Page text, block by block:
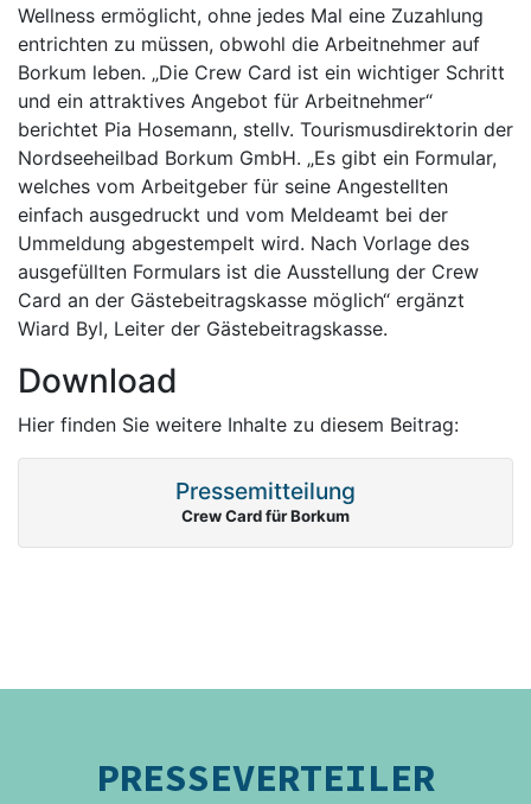
Wellness ermöglicht, ohne jedes Mal eine Zuzahlung
entrichten zu müssen, obwohl die Arbeitnehmer auf
Borkum leben. „Die Crew Card ist ein wichtiger Schritt
und ein attraktives Angebot für Arbeitnehmer“
berichtet Pia Hosemann, stellv. Tourismusdirektorin der
Nordseeheilbad Borkum GmbH. „Es gibt ein Formular,
welches vom Arbeitgeber für seine Angestellten
einfach ausgedruckt und vom Meldeamt bei der
Ummeldung abgestempelt wird. Nach Vorlage des
ausgefüllten Formulars ist die Ausstellung der Crew
Card an der Gästebeitragskasse möglich“ ergänzt
Wiard Byl, Leiter der Gästebeitragskasse.
Download
Hier finden Sie weitere Inhalte zu diesem Beitrag:
Pressemitteilung
Crew Card für Borkum
PRESSEVERTEILER